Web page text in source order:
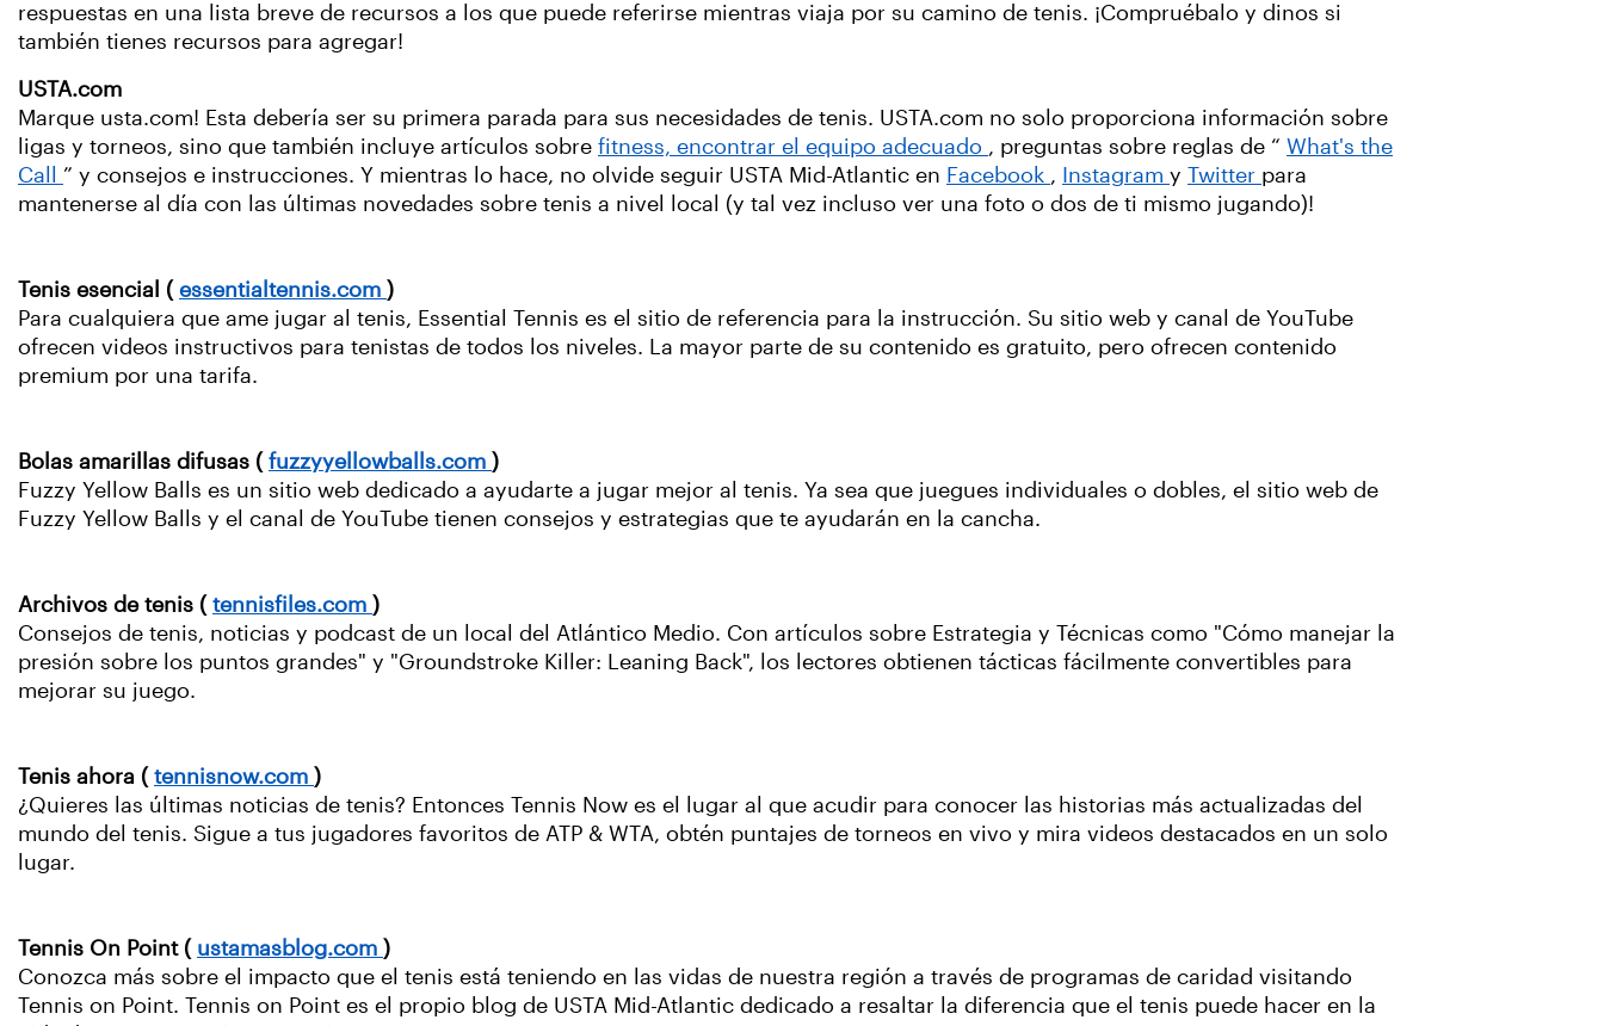
respuestas en una lista breve de recursos a los que puede referirse mientras viaja por su camino de tenis. ¡Compruébalo y dinos si
también tienes recursos para agregar!
USTA.com
Marque usta.com! Esta debería ser su primera parada para sus necesidades de tenis. USTA.com no solo proporciona información sobre
ligas y torneos, sino que también incluye artículos sobre fitness, encontrar el equipo adecuado , preguntas sobre reglas de “ What's the
Call ” y consejos e instrucciones. Y mientras lo hace, no olvide seguir USTA Mid-Atlantic en Facebook , Instagram y Twitter para
mantenerse al día con las últimas novedades sobre tenis a nivel local (y tal vez incluso ver una foto o dos de ti mismo jugando)!
Tenis esencial ( essentialtennis.com )
Para cualquiera que ame jugar al tenis, Essential Tennis es el sitio de referencia para la instrucción. Su sitio web y canal de YouTube
ofrecen videos instructivos para tenistas de todos los niveles. La mayor parte de su contenido es gratuito, pero ofrecen contenido
premium por una tarifa.
Bolas amarillas difusas ( fuzzyyellowballs.com )
Fuzzy Yellow Balls es un sitio web dedicado a ayudarte a jugar mejor al tenis. Ya sea que juegues individuales o dobles, el sitio web de
Fuzzy Yellow Balls y el canal de YouTube tienen consejos y estrategias que te ayudarán en la cancha.
Archivos de tenis ( tennisfiles.com )
Consejos de tenis, noticias y podcast de un local del Atlántico Medio. Con artículos sobre Estrategia y Técnicas como "Cómo manejar la
presión sobre los puntos grandes" y "Groundstroke Killer: Leaning Back", los lectores obtienen tácticas fácilmente convertibles para
mejorar su juego.
Tenis ahora ( tennisnow.com )
¿Quieres las últimas noticias de tenis? Entonces Tennis Now es el lugar al que acudir para conocer las historias más actualizadas del
mundo del tenis. Sigue a tus jugadores favoritos de ATP & WTA, obtén puntajes de torneos en vivo y mira videos destacados en un solo
lugar.
Tennis On Point ( ustamasblog.com )
Conozca más sobre el impacto que el tenis está teniendo en las vidas de nuestra región a través de programas de caridad visitando
Tennis on Point. Tennis on Point es el propio blog de USTA Mid-Atlantic dedicado a resaltar la diferencia que el tenis puede hacer en la